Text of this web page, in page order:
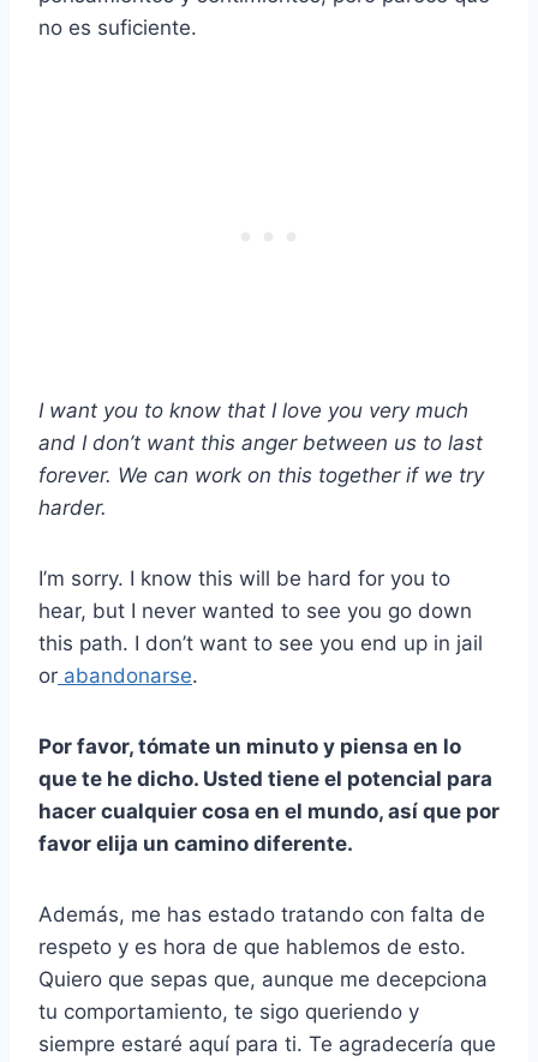
no es suficiente.
I want you to know that I love you very much
and I don’t want this anger between us to last
forever. We can work on this together if we try
harder.
I’m sorry. I know this will be hard for you to
hear, but I never wanted to see you go down
this path. I don’t want to see you end up in jail
or abandonarse.
Por favor, tómate un minuto y piensa en lo
que te he dicho. Usted tiene el potencial para
hacer cualquier cosa en el mundo, así que por
favor elija un camino diferente.
Además, me has estado tratando con falta de
respeto y es hora de que hablemos de esto.
Quiero que sepas que, aunque me decepciona
tu comportamiento, te sigo queriendo y
siempre estaré aquí para ti. Te agradecería que